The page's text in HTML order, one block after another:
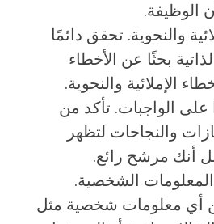
الوظيفة.
والنحوية. تحقق دائمًا
بحثًا عن الأخطاء
الإملائية والنحوية.
على الواجبات. تأكد من
والنجاحات لتظهر
أنك مرشح رائع.
الشخصية.
أي معلومات شخصية مثل